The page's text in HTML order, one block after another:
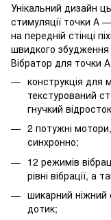
Унікальний дизайн
стимуляції точки А
на передній стінці
швидкого збудження
Вібратор для точки
конструкція для
текстурований
гнучкий
2 потужні
синхронно;
12 режимів
рівні вібрації, а
шикарний ніжний
дотик;